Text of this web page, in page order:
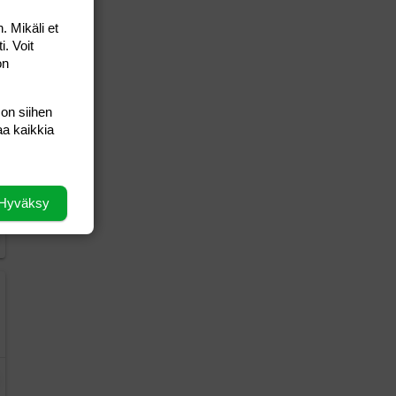
Mikäli et
Voit
siihen
kaikkia